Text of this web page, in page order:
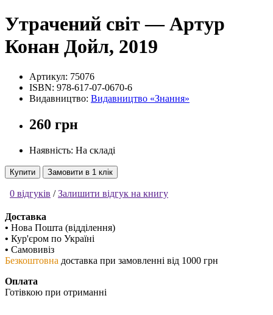
Утрачений світ — Артур
Конан Дойл, 2019
Артикул: 75076
ISBN: 978-617-07-0670-6
Видавництво: Видавництво «Знання»
260 грн
Наявність: На складі
Купити Замовити в 1 клік
0 відгуків /Залишити відгук на книгу
Доставка
• Нова Пошта (відділення)
• Кур'єром по Україні
• Самовивіз
Безкоштовна доставка при замовленні від 1000 грн
Оплата
Готівкою при отриманні